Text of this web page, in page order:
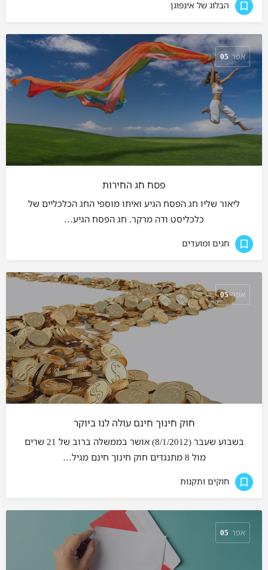
הבלוג של אינפוגן
אפר 05
פסח חג החירות
ליאור שליו חג הפסח הגיע ואיתו מוספי החג הכלכליים של
כלכליסט ודה מרקר. חג הפסח הגיע…
חגים ומועדים
אפר 05
חוק חינוך חינם עולה לנו ביוקר
בשבוע שעבר (8/1/2012) אושר בממשלה ברוב של 21 שרים
מול 8 מתנגדים חוק חינוך חינם מגיל…
חוקים ותקנות
אפר 05